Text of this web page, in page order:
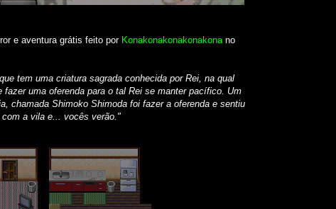
e aventura grátis feito por Konakonakonakonakonano
tem uma criatura sagrada conhecida por Rei, na qual
uma oferenda para o tal Rei se manter pacífico. Um
chamada Shimoko Shimoda foi fazer a oferenda e sentiu
a vila e... vocês verão."